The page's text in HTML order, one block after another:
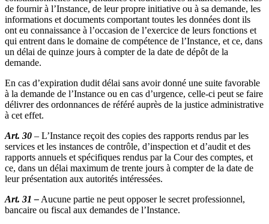
de fournir à l’Instance, de leur propre initiative ou à sa demande, les
informations et documents comportant toutes les données dont ils
ont eu connaissance à l’occasion de l’exercice de leurs fonctions et
qui entrent dans le domaine de compétence de l’Instance, et ce, dans
un délai de quinze jours à compter de la date de dépôt de la
demande.
En cas d’expiration dudit délai sans avoir donné une suite favorable
à la demande de l’Instance ou en cas d’urgence, celle-ci peut se faire
délivrer des ordonnances de référé auprès de la justice administrative
à cet effet.
Art. 30 – L’Instance reçoit des copies des rapports rendus par les
services et les instances de contrôle, d’inspection et d’audit et des
rapports annuels et spécifiques rendus par la Cour des comptes, et
ce, dans un délai maximum de trente jours à compter de la date de
leur présentation aux autorités intéressées.
Art. 31 – Aucune partie ne peut opposer le secret professionnel,
bancaire ou fiscal aux demandes de l’Instance.